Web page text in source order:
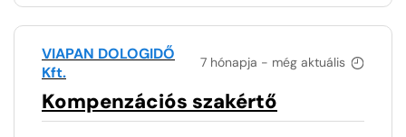
7 hónapja - még aktuális
VIAPAN DOLOGIDŐ
Kft.
Kompenzációs szakértő